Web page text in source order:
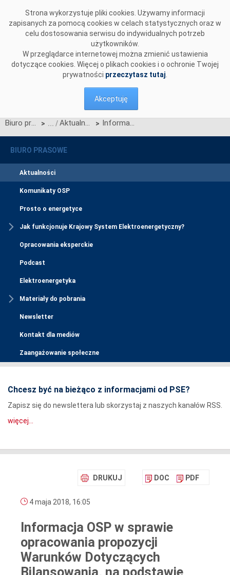
Strona wykorzystuje pliki cookies. Używamy informacji
zapisanych za pomocą cookies w celach statystycznych oraz w
celu dostosowania serwisu do indywidualnych potrzeb
użytkowników.
W przeglądarce internetowej można zmienić ustawienia
dotyczące cookies. Więcej o plikach cookies i o ochronie Twojej
prywatności przeczytasz tutaj
Akceptuję
Biuro prasowe > Aktualności > Informacja OSP w sprawie opracowania propozycji Warunków Dotyczących Bilansowania, na podstawie Rozporządzenia Komisji (UE) 2017/2195 z dnia 23 listopada 2017 r., ustanawiającego wytyczne dotyczące bilansowania (Wytyczne EB) i rozpoczęcia procesu konsultacji społecznych powyższych Warunków
BIURO PRASOWE
Aktualności
Komunikaty OSP
Prosto o energetyce
Jak funkcjonuje Krajowy System Elektroenergetyczny?
Opracowania eksperckie
Podcast
Elektroenergetyka
Materiały do pobrania
Newsletter
Kontakt dla mediów
Zaangażowanie społeczne
Chcesz być na bieżąco z informacjami od PSE?
Zapisz się do newslettera lub skorzystaj z naszych kanałów RSS.
więcej...
DRUKUJ DOC PDF
4 maja 2018, 16:05
Informacja OSP w sprawie
opracowania propozycji
Warunków Dotyczących